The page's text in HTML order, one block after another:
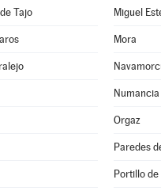
Tajo Miguel
Mora
Orgaz
Paredes
Portillo de